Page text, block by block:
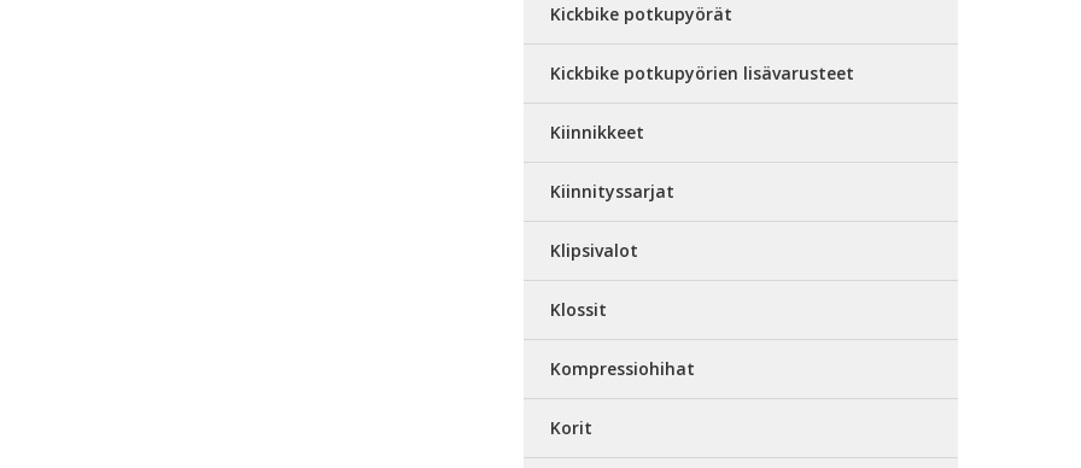
Kickbike potkupyörät
Kickbike potkupyörien lisävarusteet
Kiinnikkeet
Kiinnityssarjat
Klipsivalot
Klossit
Kompressiohihat
Korit